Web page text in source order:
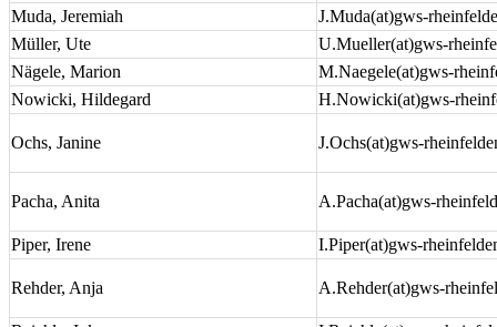
Muda, Jeremiah
J.Muda(at)gws-
Müller, Ute
U.Mueller(at)gws-
Nägele, Marion
M.Naegele(at)gws-
Nowicki, Hildegard
H.Nowicki(at)gws-
Ochs, Janine J.Ochs(at)gws-
Pacha, Anita A.Pacha(at)gws-
Piper, Irene I.Piper(at)gws-
Rehder, Anja A.Rehder(at)gws-